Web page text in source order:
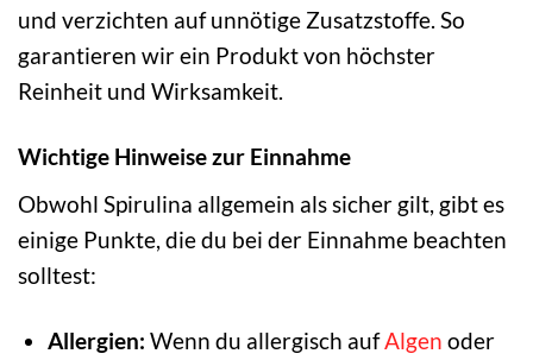
und verzichten auf unnötige Zusatzstoffe. So
garantieren wir ein Produkt von höchster
Reinheit und Wirksamkeit.
Wichtige Hinweise zur Einnahme
Obwohl Spirulina allgemein als sicher gilt, gibt es
einige Punkte, die du bei der Einnahme beachten
solltest:
Allergien: Wenn du allergisch aufAlgen oder